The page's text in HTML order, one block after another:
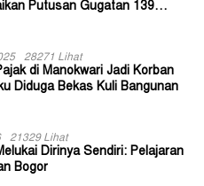
Putusan Gugatan 139
28271 Lihat
di Manokwari Jadi Korban
Diduga Bekas Kuli Bangunan
21329 Lihat
Dirinya Sendiri: Pelajaran
Bogor